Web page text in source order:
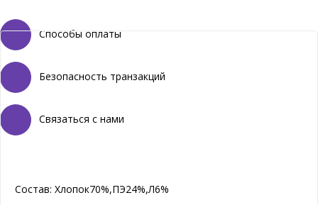
Способы оплаты
Безопасность транзакций
Связаться с нами
Состав: Хлопок70%,ПЭ24%,Л6%